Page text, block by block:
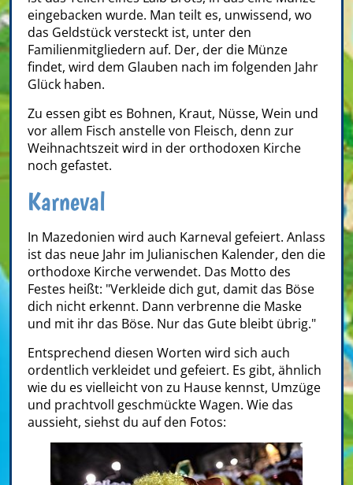
eingebacken wurde. Man teilt es, unwissend, wo
das Geldstück versteckt ist, unter den
Familienmitgliedern auf. Der, der die Münze
findet, wird dem Glauben nach im folgenden Jahr
Glück haben.
Zu essen gibt es Bohnen, Kraut, Nüsse, Wein und
vor allem Fisch anstelle von Fleisch, denn zur
Weihnachtszeit wird in der orthodoxen Kirche
noch gefastet.
Karneval
In Mazedonien wird auch Karneval gefeiert. Anlass
ist das neue Jahr im Julianischen Kalender, den die
orthodoxe Kirche verwendet. Das Motto des
Festes heißt: "Verkleide dich gut, damit das Böse
dich nicht erkennt. Dann verbrenne die Maske
und mit ihr das Böse. Nur das Gute bleibt übrig."
Entsprechend diesen Worten wird sich auch
ordentlich verkleidet und gefeiert. Es gibt, ähnlich
wie du es vielleicht von zu Hause kennst, Umzüge
und prachtvoll geschmückte Wagen. Wie das
aussieht, siehst du auf den Fotos: